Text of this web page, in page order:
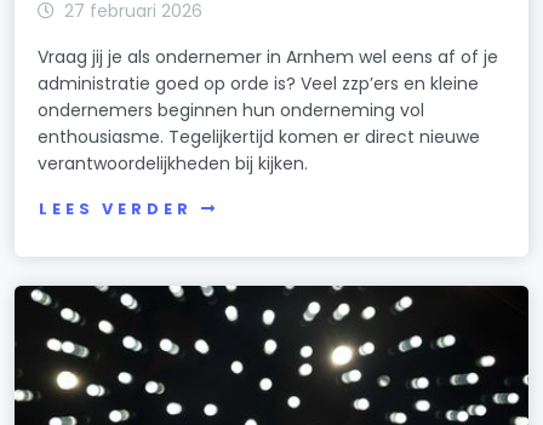
27 februari 2026
Vraag jij je als ondernemer in Arnhem wel eens af of je
administratie goed op orde is? Veel zzp’ers en kleine
ondernemers beginnen hun onderneming vol
enthousiasme. Tegelijkertijd komen er direct nieuwe
verantwoordelijkheden bij kijken.
LEES VERDER